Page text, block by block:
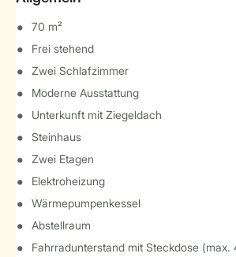
70 m²
Frei stehend
Zwei Schlafzimmer
Moderne Ausstattung
Unterkunft mit Ziegeldach
Steinhaus
Zwei Etagen
Elektroheizung
Wärmepumpenkessel
Abstellraum
Fahrradunterstand mit Steckdose (max.